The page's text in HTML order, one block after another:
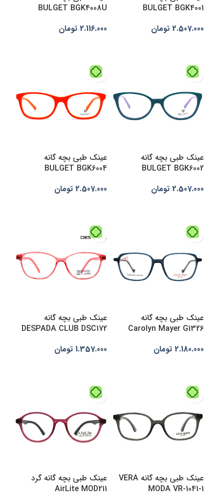
BULGET BGK4001
2.507.000 تومان
BULGET BGK4008U
2.116.000 تومان
عینک طبی بچه گانه
BULGET BGK6002
2.507.000 تومان
عینک طبی بچه گانه
BULGET BGK6004
2.507.000 تومان
عینک طبی بچه گانه
Carolyn Mayer G1326
2.180.000 تومان
عینک طبی بچه گانه
DESPADA CLUB DSC172
1.357.000 تومان
عینک طبی بچه گانه VERA
MODA VR-1041-1
عینک طبی بچه گانه گرد
AirLite MOD211